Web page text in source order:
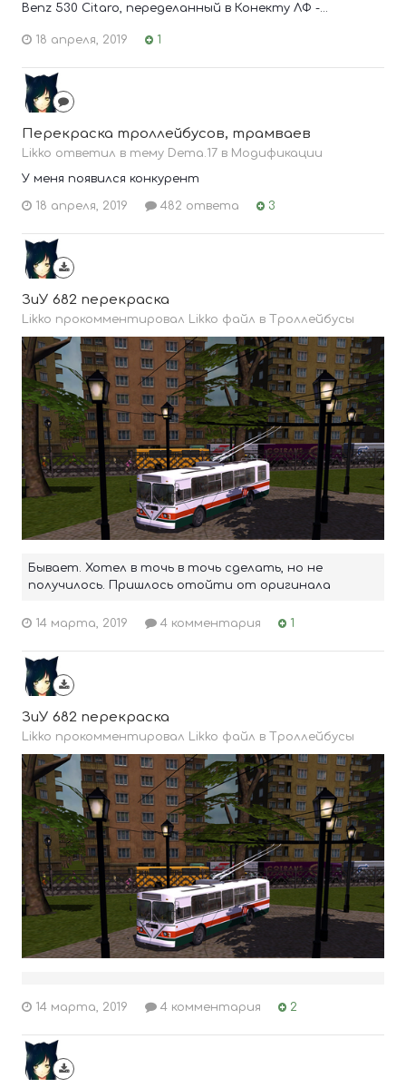
Benz 530 Citaro, переделанный в Конекту ЛФ -...
18 апреля, 2019 1
Перекраска троллейбусов, трамваев
Likko ответил в тему Dema.17 в Модификации
У меня появился конкурент
18 апреля, 2019 482 ответа 3
ЗиУ 682 перекраска
Likko прокомментировал Likko файл в Троллейбусы
Бывает. Хотел в точь в точь сделать, но не
получилось. Пришлось отойти от оригинала
14 марта, 2019 4 комментария 1
ЗиУ 682 перекраска
Likko прокомментировал Likko файл в Троллейбусы
14 марта, 2019 4 комментария 2